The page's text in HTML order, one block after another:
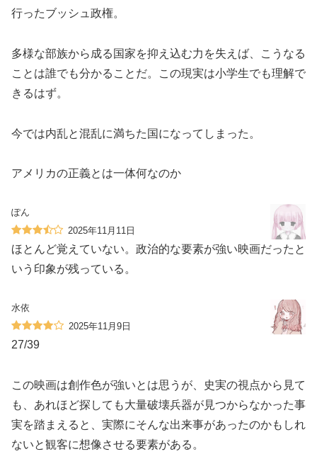
行ったブッシュ政権。
多様な部族から成る国家を抑え込む力を失えば、こうなる
ことは誰でも分かることだ。この現実は小学生でも理解で
きるはず。
今では内乱と混乱に満ちた国になってしまった。
アメリカの正義とは一体何なのか
ぽん
2025年11月11日
ほとんど覚えていない。政治的な要素が強い映画だったと
いう印象が残っている。
水依
2025年11月9日
27/39
この映画は創作色が強いとは思うが、史実の視点から見て
も、あれほど探しても大量破壊兵器が見つからなかった事
実を踏まえると、実際にそんな出来事があったのかもしれ
ないと観客に想像させる要素がある。